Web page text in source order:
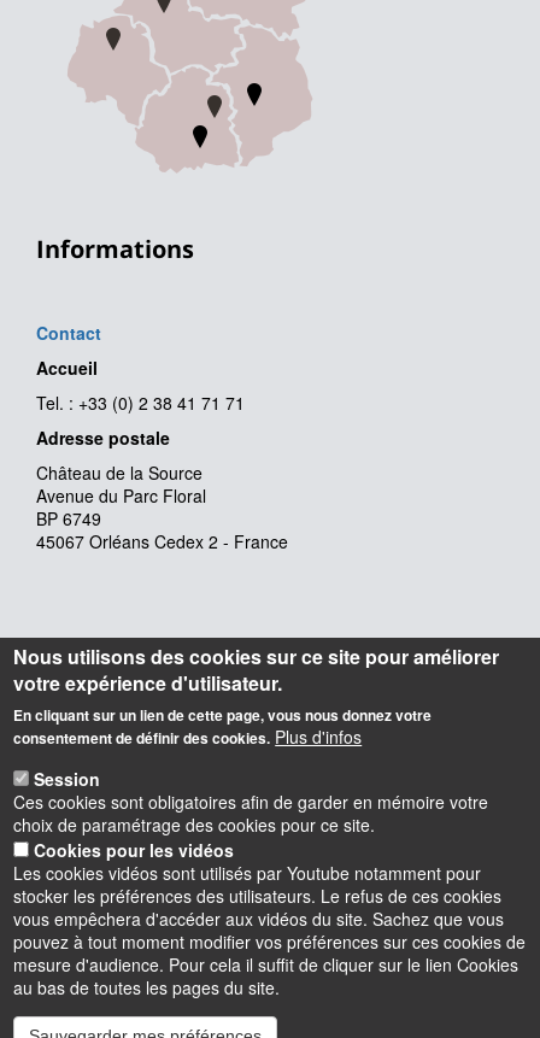
Informations
Contact
Accueil
Tel. : +33 (0) 2 38 41 71 71
Adresse postale
Château de la Source
Avenue du Parc Floral
BP 6749
45067 Orléans Cedex 2 - France
Nous utilisons des cookies sur ce site pour améliorer
votre expérience d'utilisateur.
En cliquant sur un lien de cette page, vous nous donnez votre
consentement de définir des cookies. Plus d'infos
Session
Ces cookies sont obligatoires afin de garder en mémoire votre
choix de paramétrage des cookies pour ce site.
Cookies pour les vidéos
Les cookies vidéos sont utilisés par Youtube notamment pour
stocker les préférences des utilisateurs. Le refus de ces cookies
vous empêchera d'accéder aux vidéos du site. Sachez que vous
pouvez à tout moment modifier vos préférences sur ces cookies de
mesure d'audience. Pour cela il suffit de cliquer sur le lien Cookies
au bas de toutes les pages du site.